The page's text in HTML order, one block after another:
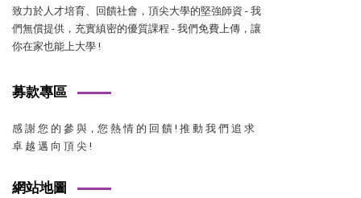
致力於人才培育、回饋社會，頂尖大學的堅強師資 - 我
們無償提供，充實縝密的優質課程 - 我們免費上傳，讓
你在家也能上大學 !
募款專區
感 謝 您 的 參 與，您 熱 情 的 回 饋 ! 推 動 我 們 追 求
卓 越 邁 向 頂 尖 !
網站地圖